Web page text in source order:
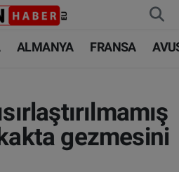
ALMANYA FRANSA
gezmesini
ve Fikstür